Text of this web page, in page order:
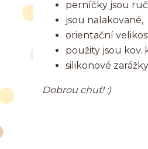
perníčky jsou
jsou nalakované,
orientační
použity jsou kov.
silikonové
Dobrou chuť! :)